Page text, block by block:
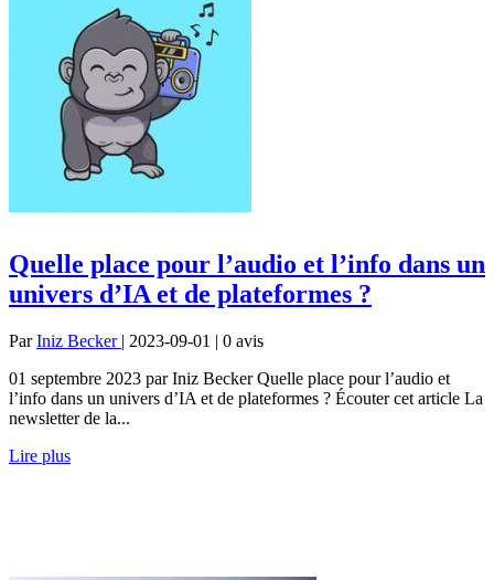
Quelle place pour l’audio et l’info dans un
univers d’IA et de plateformes ?
ParIniz Becker | 2023-09-01 | 0 avis
01 septembre 2023 par Iniz Becker Quelle place pour l’audio et
l’info dans un univers d’IA et de plateformes ? Écouter cet article La
newsletter de la...
Lire plus